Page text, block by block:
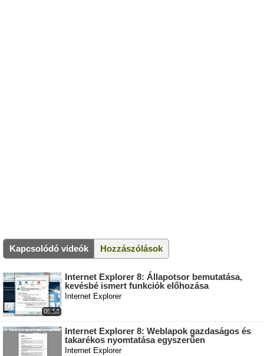
Kapcsolódó videók Hozzászólások
05:58
Internet Explorer 8: Állapotsor bemutatása,
kevésbé ismert funkciók előhozása
Internet Explorer
Internet Explorer 8: Weblapok gazdaságos és
takarékos nyomtatása egyszerűen
Internet Explorer